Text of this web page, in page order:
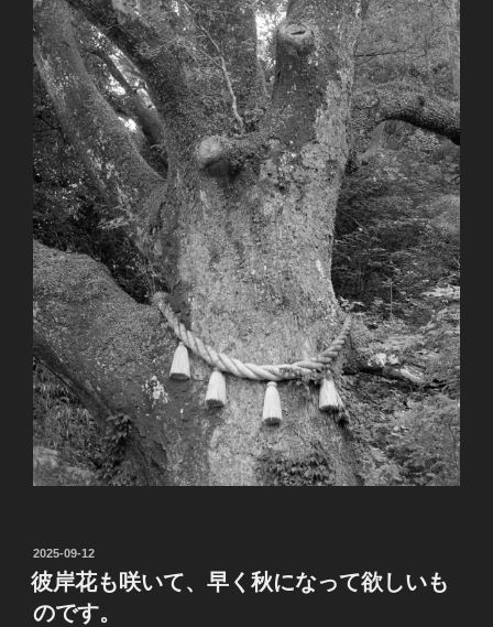
投
稿
日:
2025-09-12
彼岸花も咲いて、早く秋になって欲しいも
のです。